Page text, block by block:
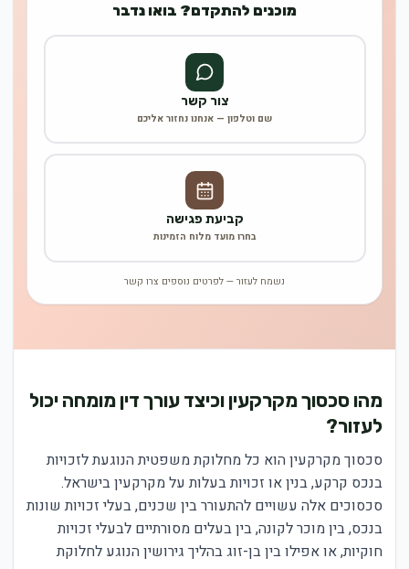
מוכנים להתקדם? בואו נדבר
צור קשר
שם וטלפון — אנחנו נחזור אליכם
קביעת פגישה
בחרו מועד מלוח הזמינות
נשמח לעזור — לפרטים נוספים צרו קשר
מהו סכסוך מקרקעין וכיצד עורך דין מומחה יכול
לעזור?
סכסוך מקרקעין הוא כל מחלוקת משפטית הנוגעת לזכויות
בנכס קרקע, בנין או זכויות בעלות על מקרקעין בישראל.
סכסוכים אלה עשויים להתעורר בין שכנים, בעלי זכויות שונות
בנכס, בין מוכר לקונה, בין בעלים מסורתיים לבעלי זכויות
חוקיות, או אפילו בין בן-זוג בהליך גירושין הנוגע לחלוקת